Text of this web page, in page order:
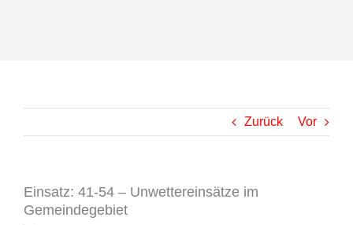
Zurück Vor
Einsatz: 41-54 – Unwettereinsätze im
Gemeindegebiet